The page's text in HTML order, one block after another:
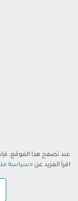
عند تصفح هذا الموقع،
اقرأ المزيد عن <سياسة